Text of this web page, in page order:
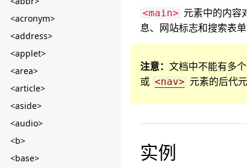
<acronym>
<address>
<applet>
<area>
<article>
<aside>
<audio>
<b>
<base>
<main> 元素中的内容
息、网站标志和搜索表单
注意： 文档中不能有多个
或 <nav> 元素的后代元
实例